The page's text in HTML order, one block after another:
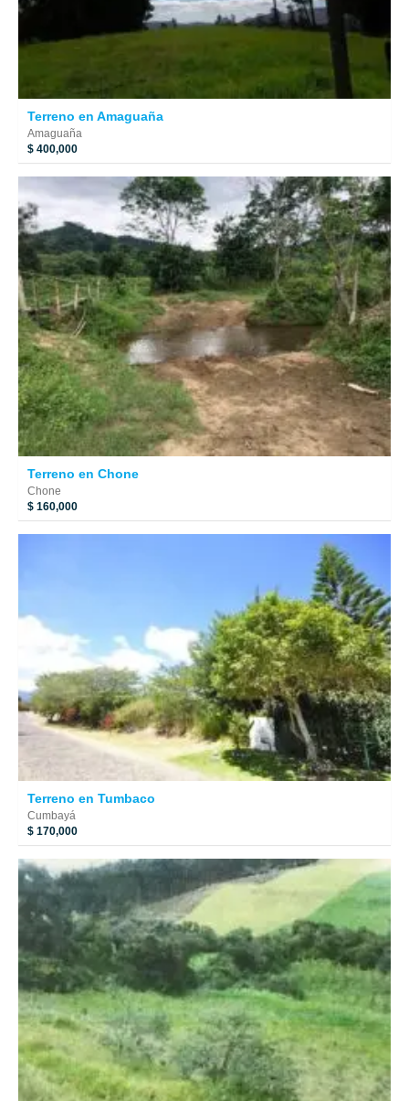
Terreno en Amaguaña
Amaguaña
$ 400,000
Terreno en Chone
Chone
$ 160,000
Terreno en Tumbaco
Cumbayá
$ 170,000